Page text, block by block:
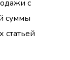
с
суммы
статьей